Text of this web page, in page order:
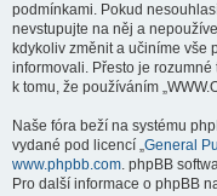
podmínkami. Pokud
nevstupujte na něj a
kdykoliv změnit a učiníme vše
informovali. Přesto je
k tomu, že používáním
Naše fóra beží na systému
vydané pod licencí „General
www.phpbb.com. phpBB
Pro další informace o phpBB